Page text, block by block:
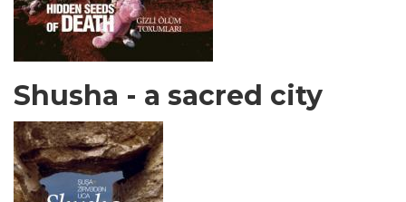
Shusha - a sacred city